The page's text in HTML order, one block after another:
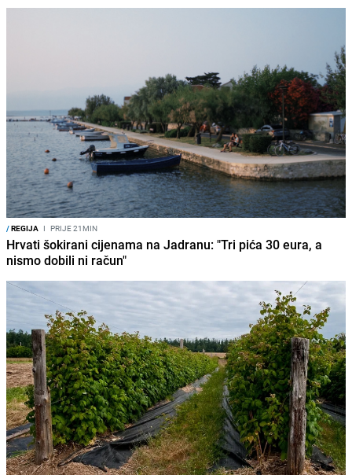
/REGIJA I PRIJE 21MIN
Hrvati šokirani cijenama na Jadranu: "Tri pića 30 eura, a
nismo dobili ni račun"